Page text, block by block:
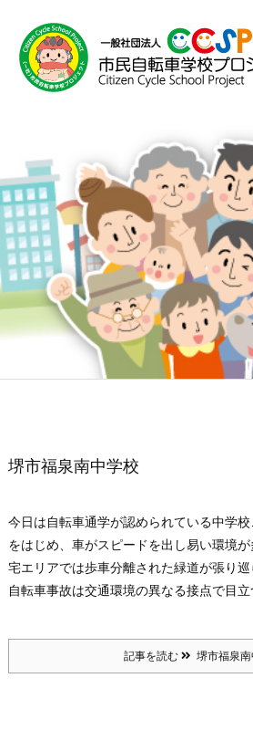
堺市福泉南中学校
今日は自転車通学が認められている中学
をはじめ、車がスピードを出し易い環境
宅エリアでは歩車分離された緑道が張り
自転車事故は交通環境の異なる接点で目
記事を読む 堺市福泉